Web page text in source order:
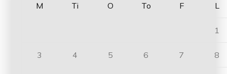
M Ti O To F L
1
3 4 5 6 7 8